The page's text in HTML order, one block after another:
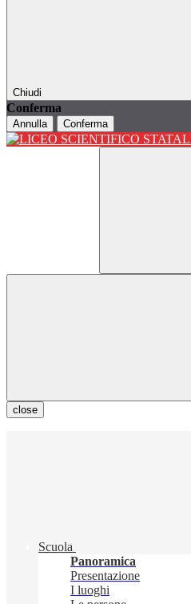
Chiudi
Conferma
Annulla Conferma
close
Scuola
Panoramica
Presentazione
I luoghi